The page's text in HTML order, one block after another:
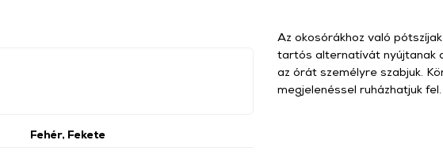
Fehér, Fekete
Az okosórákhoz való
tartós alternatívát nyújtanak
az órát személyre szabjuk.
megjelenéssel ruházhatjuk fel.